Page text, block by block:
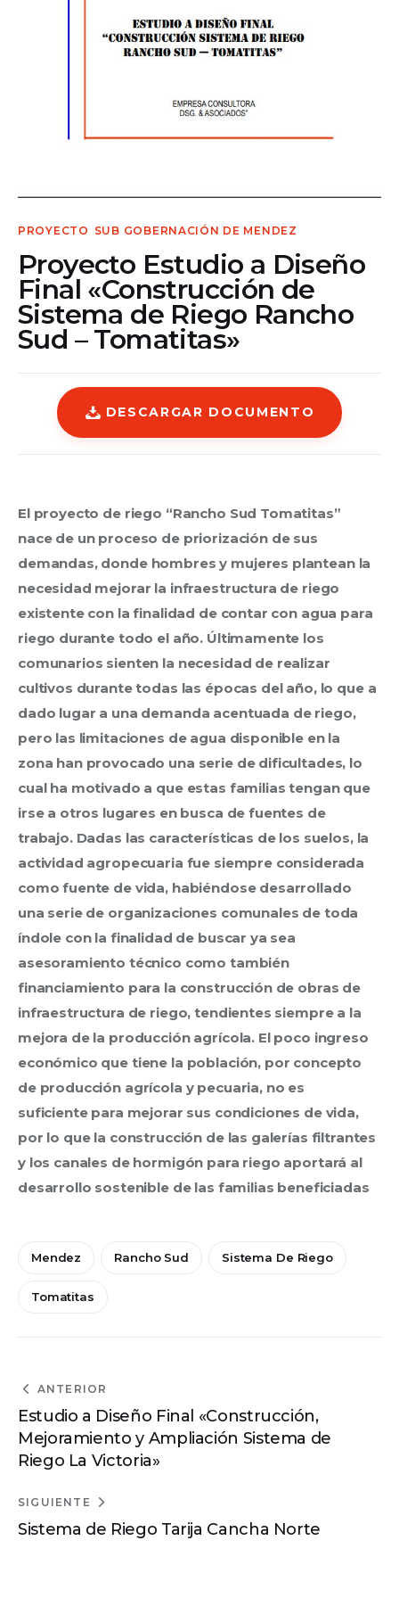
Contacto
PROYECTO SUB GOBERNACIÓN DE MENDEZ
Proyecto Estudio a Diseño
Final «Construcción de
Sistema de Riego Rancho
Sud – Tomatitas»
DESCARGAR DOCUMENTO
El proyecto de riego “Rancho Sud Tomatitas”
nace de un proceso de priorización de sus
demandas, donde hombres y mujeres plantean la
necesidad mejorar la infraestructura de riego
existente con la finalidad de contar con agua para
riego durante todo el año. Últimamente los
comunarios sienten la necesidad de realizar
cultivos durante todas las épocas del año, lo que a
dado lugar a una demanda acentuada de riego,
pero las limitaciones de agua disponible en la
zona han provocado una serie de dificultades, lo
cual ha motivado a que estas familias tengan que
irse a otros lugares en busca de fuentes de
trabajo. Dadas las características de los suelos, la
actividad agropecuaria fue siempre considerada
como fuente de vida, habiéndose desarrollado
una serie de organizaciones comunales de toda
índole con la finalidad de buscar ya sea
asesoramiento técnico como también
financiamiento para la construcción de obras de
infraestructura de riego, tendientes siempre a la
mejora de la producción agrícola. El poco ingreso
económico que tiene la población, por concepto
de producción agrícola y pecuaria, no es
suficiente para mejorar sus condiciones de vida,
por lo que la construcción de las galerías filtrantes
y los canales de hormigón para riego aportará al
desarrollo sostenible de las familias beneficiadas
Mendez Rancho Sud Sistema De Riego
Tomatitas
ANTERIOR
Estudio a Diseño Final «Construcción,
Mejoramiento y Ampliación Sistema de
Riego La Victoria»
SIGUIENTE
Sistema de Riego Tarija Cancha Norte